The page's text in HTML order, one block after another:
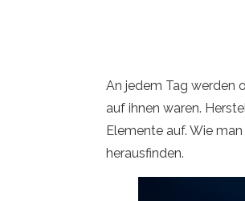
An jedem Tag werden
auf ihnen waren.
Elemente auf. Wie
herausfinden.